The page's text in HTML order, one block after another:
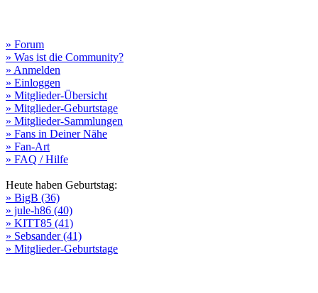
» Forum
» Was ist die Community?
» Anmelden
» Einloggen
» Mitglieder-Übersicht
» Mitglieder-Geburtstage
» Mitglieder-Sammlungen
» Fans in Deiner Nähe
» Fan-Art
» FAQ / Hilfe
Heute haben Geburtstag:
» BigB (36)
» jule-h86 (40)
» KITT85 (41)
» Sebsander (41)
» Mitglieder-Geburtstage